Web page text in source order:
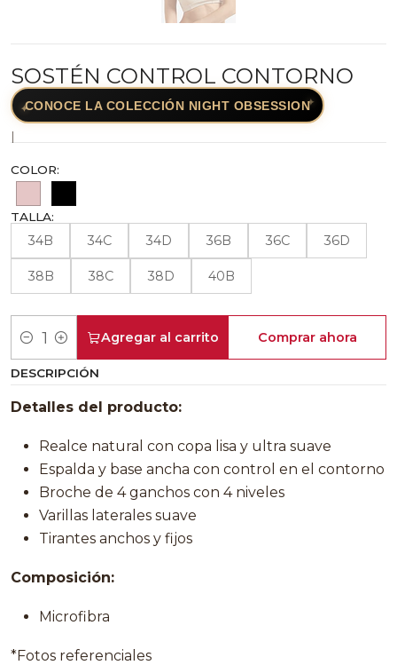
SOSTÉN CONTROL CONTORNO
✦
✦CONOCE LA COLECCIÓN NIGHT OBSESSION
|
COLOR:
TALLA:
34B 34C 34D 36B 36C 36D
38B 38C 38D 40B
Cantidad
Agregar al carrito Comprar ahora
DESCRIPCIÓN
Detalles del producto:
Realce natural con copa lisa y ultra suave
Espalda y base ancha con control en el contorno
Broche de 4 ganchos con 4 niveles
Varillas laterales suave
Tirantes anchos y fijos
Composición:
Microfibra
*Fotos referenciales